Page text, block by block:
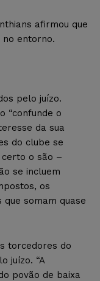
afirmou que
no entorno.
pelo juízo.
“confunde o
da sua
do clube se
o são –
se incluem
os
somam quase
torcedores do
juízo. “A
povão de baixa